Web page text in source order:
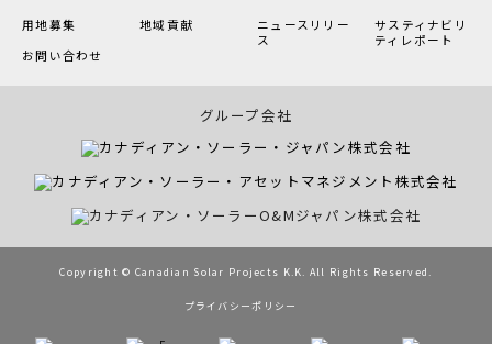
用地募集 地域貢献
ニュースリリー
ス
サスティナビリ
ティレポート
お問い合わせ
グループ会社
Copyright © Canadian Solar Projects K.K. All Rights Reserved.
プライバシーポリシー